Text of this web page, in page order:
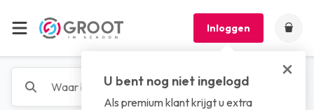
Inloggen
U bent nog niet ingelogd
Als premium klant krijgt u extra